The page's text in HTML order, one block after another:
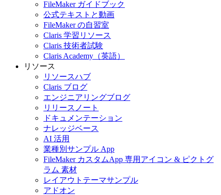
FileMaker ガイドブック
公式テキストと動画
FileMaker の自習室
Claris 学習リソース
Claris 技術者試験
Claris Academy（英語）
リソース
リソースハブ
Claris ブログ
エンジニアリングブログ
リリースノート
ドキュメンテーション
ナレッジベース
AI 活用
業種別サンプル App
FileMaker カスタムApp 専用アイコン & ピクトグ
ラム 素材
レイアウトテーマサンプル
アドオン